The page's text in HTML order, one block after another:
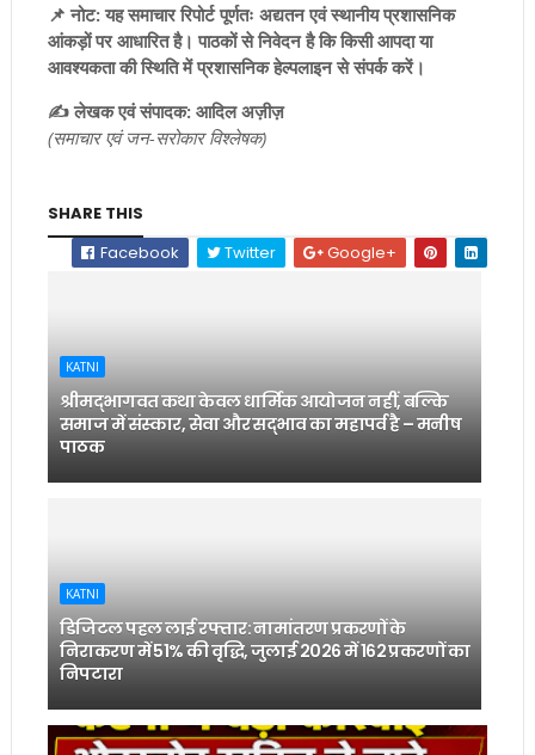
📌 नोट: यह समाचार रिपोर्ट पूर्णतः अद्यतन एवं स्थानीय प्रशासनिक
आंकड़ों पर आधारित है। पाठकों से निवेदन है कि किसी आपदा या
आवश्यकता की स्थिति में प्रशासनिक हेल्पलाइन से संपर्क करें।
✍️ लेखक एवं संपादक: आदिल अज़ीज़
(समाचार एवं जन-सरोकार विश्लेषक)
SHARE THIS
Facebook
Twitter Google+
KATNI
श्रीमद्भागवत कथा केवल धार्मिक आयोजन नहीं, बल्कि
समाज में संस्कार, सेवा और सद्भाव का महापर्व है – मनीष
पाठक
KATNI
डिजिटल पहल लाई रफ्तार: नामांतरण प्रकरणों के
निराकरण में 51% की वृद्धि, जुलाई 2026 में 162 प्रकरणों का
निपटारा